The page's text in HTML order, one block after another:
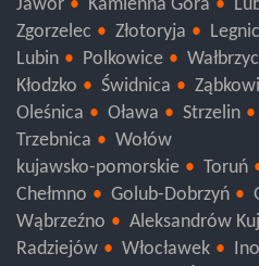
Jawor
Kamienna Góra
Zgorzelec
Złotoryja
Lubin
Polkowice
Kłodzko
Świdnica
Oleśnica
Oława Strzelin
Trzebnica
Wołów
kujawsko-pomorskie
Toruń
Chełmno
Golub-Dobrzyń
Wąbrzeźno
Aleksandrów
Radziejów
Włocławek